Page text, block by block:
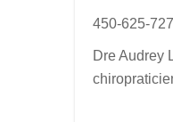
450-625-
Dre Audrey